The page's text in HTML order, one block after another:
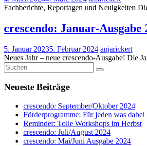
Fachberichte, Reportagen und Neuigkeiten
crescendo: Januar-Ausgabe
5. Januar 20235. Februar 2024 anjarickert
Neues Jahr – neue crescendo-Ausgabe! Die
Neueste Beiträge
crescendo: September/Oktober 2024
Förderprogramme: Für jeden was dabei
Reminder: Tolle Workshops im Herbst
crescendo: Juli/August 2024
crescendo: Mai/Juni Ausgabe 2024